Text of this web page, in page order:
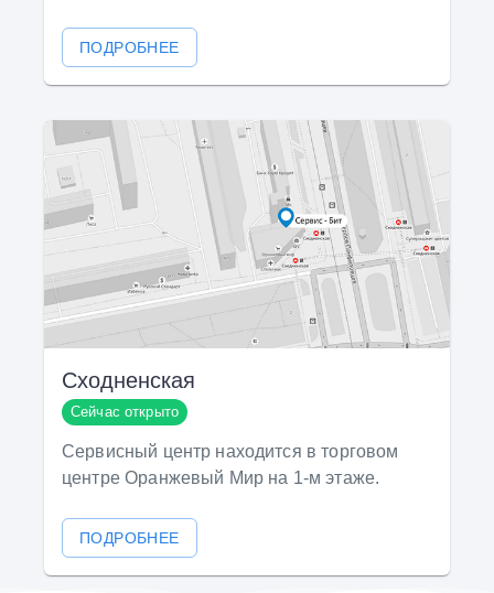
ПОДРОБНЕЕ
Сходненская
Сейчас открыто
Сервисный центр находится в торговом
центре Оранжевый Мир на 1-м этаже.
ПОДРОБНЕЕ